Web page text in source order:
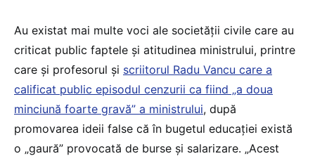
Au existat mai multe voci ale societății civile care au
criticat public faptele și atitudinea ministrului, printre
care și profesorul și scriitorul Radu Vancu care a
calificat public episodul cenzurii ca fiind „a doua
minciună foarte gravă” a ministrului, după
promovarea ideii false că în bugetul educației există
o „gaură” provocată de burse și salarizare. „Acest